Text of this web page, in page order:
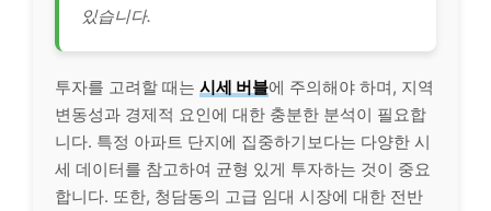
있습니다.
투자를 고려할 때는 시세 버블에 주의해야 하며, 지역
변동성과 경제적 요인에 대한 충분한 분석이 필요합
니다. 특정 아파트 단지에 집중하기보다는 다양한 시
세 데이터를 참고하여 균형 있게 투자하는 것이 중요
합니다. 또한, 청담동의 고급 임대 시장에 대한 전반